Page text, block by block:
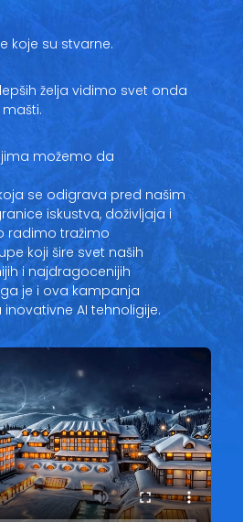
koje su stvarne.
želja vidimo svet onda
možemo da
se odigrava pred našim
iskustva, doživljaja i
radimo tražimo
koji šire svet naših
i najdragocenijih
je i ova kampanja
AI tehnoligije.